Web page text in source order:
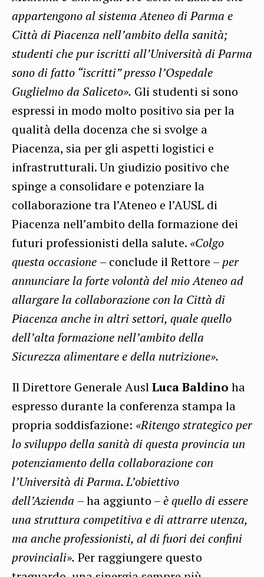
appartengono al sistema Ateneo di Parma e
Città di Piacenza nell’ambito della sanità;
studenti che pur iscritti all’Università di Parma
sono di fatto “iscritti” presso l’Ospedale
Guglielmo da Saliceto». Gli studenti si sono
espressi in modo molto positivo sia per la
qualità della docenza che si svolge a
Piacenza, sia per gli aspetti logistici e
infrastrutturali. Un giudizio positivo che
spinge a consolidare e potenziare la
collaborazione tra l’Ateneo e l’AUSL di
Piacenza nell’ambito della formazione dei
futuri professionisti della salute. «Colgo
questa occasione – conclude il Rettore – per
annunciare la forte volontà del mio Ateneo ad
allargare la collaborazione con la Città di
Piacenza anche in altri settori, quale quello
dell’alta formazione nell’ambito della
Sicurezza alimentare e della nutrizione».
Il Direttore Generale AuslLuca Baldino ha
espresso durante la conferenza stampa la
propria soddisfazione: «Ritengo strategico per
lo sviluppo della sanità di questa provincia un
potenziamento della collaborazione con
l’Università di Parma. L’obiettivo
dell’Azienda – ha aggiunto –è quello di essere
una struttura competitiva e di attrarre utenza,
ma anche professionisti, al di fuori dei confini
provinciali». Per raggiungere questo